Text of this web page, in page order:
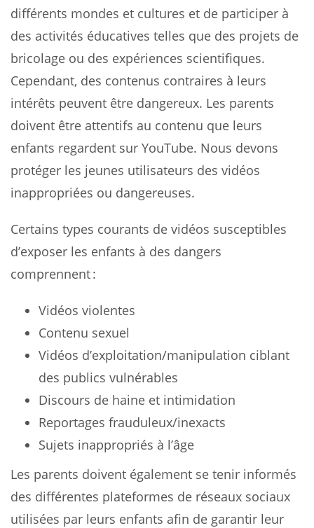
différents mondes et cultures et de participer à
des activités éducatives telles que des projets de
bricolage ou des expériences scientifiques.
Cependant, des contenus contraires à leurs
intérêts peuvent être dangereux. Les parents
doivent être attentifs au contenu que leurs
enfants regardent sur YouTube. Nous devons
protéger les jeunes utilisateurs des vidéos
inappropriées ou dangereuses.
Certains types courants de vidéos susceptibles
d’exposer les enfants à des dangers
comprennent :
Vidéos violentes
Contenu sexuel
Vidéos d’exploitation/manipulation ciblant
des publics vulnérables
Discours de haine et intimidation
Reportages frauduleux/inexacts
Sujets inappropriés à l’âge
Les parents doivent également se tenir informés
des différentes plateformes de réseaux sociaux
utilisées par leurs enfants afin de garantir leur